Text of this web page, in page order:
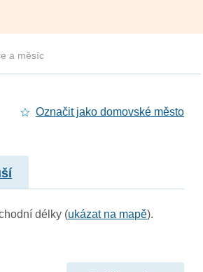
a měsíc
Označit jako domovské město
délky (ukázat na mapě).